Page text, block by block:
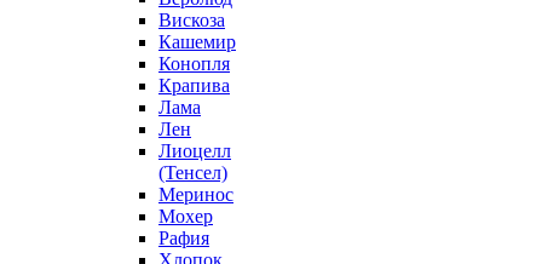
Вискоза
Кашемир
Конопля
Крапива
Лама
Лен
Лиоцелл
(Тенсел)
Меринос
Мохер
Рафия
Хлопок